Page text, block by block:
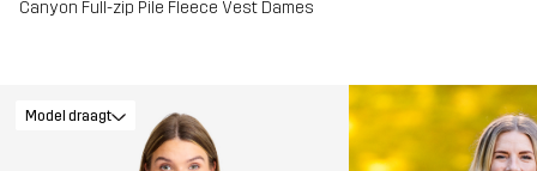
Canyon Full-zip Pile Fleece Vest Dames
Model draagt